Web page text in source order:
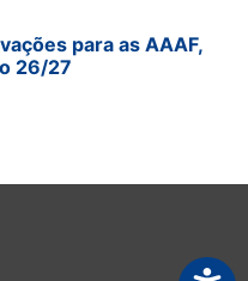
para as AAAF,
26/27